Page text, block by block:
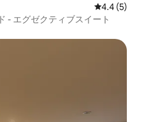
レビュー5
4.4 (5)
- エグゼクティブスイート